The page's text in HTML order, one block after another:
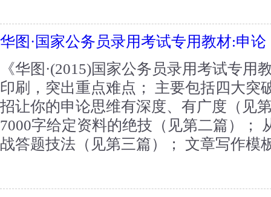
华图·国家公务员录用考试专用教材:申论
《华图·(2015)国家公务员录用考试专用
印刷，突出重点难点； 主要包括四大突
招让你的申论思维有深度、有广度（见
7000字给定资料的绝技（见第二篇）；
战答题技法（见第三篇）； 文章写作模